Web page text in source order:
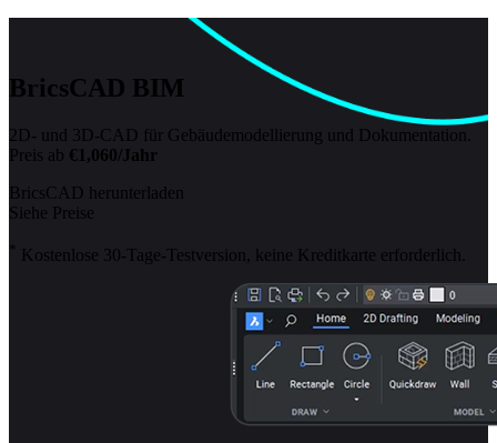
BricsCAD BIM
2D- und 3D-CAD für Gebäudemodellierung und Dokumentation.
Preis ab €1,060/Jahr
BricsCAD herunterladen
Siehe Preise
* Kostenlose 30-Tage-Testversion, keine Kreditkarte erforderlich.